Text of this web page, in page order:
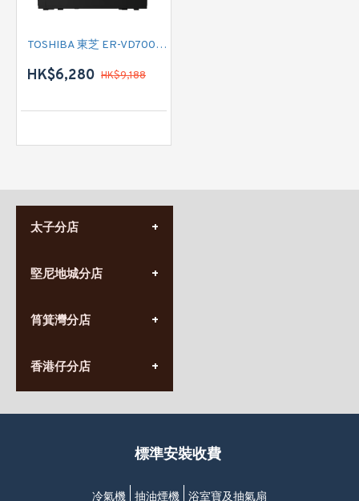
TOSHIBA 東芝 ER-VD7000HK 純蒸氣烤焗水波爐
HK$6,280 HK$9,188
太子分店
營業時間:
九龍太子太子道西141號
堅尼地城分店
營業時間:
香港堅尼地城卑路乍街
(堅尼地城地鐵站B出口)
筲箕灣分店
營業時間:
(10:00am-20:30pm)
香港仔分店
營業時間:
香港香港仔成都道20-28號
(黃竹坑地鐵站轉4M專線小巴)
標準安裝收費
冷氣機 抽油煙機 浴室寶及抽氣扇